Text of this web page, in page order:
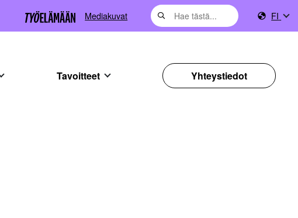
Mediakuvat FI
Tavoitteet Yhteystiedot